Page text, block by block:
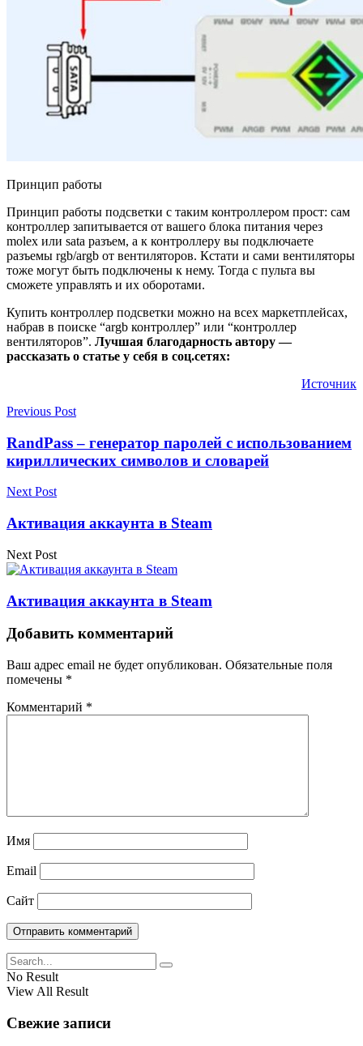
Принцип работы
Принцип работы подсветки с таким контроллером прост: сам
контроллер запитывается от вашего блока питания через
molex или sata разъем, а к контроллеру вы подключаете
разъемы rgb/argb от вентиляторов. Кстати и сами вентиляторы
тоже могут быть подключены к нему. Тогда с пульта вы
сможете управлять и их оборотами.
Купить контроллер подсветки можно на всех маркетплейсах,
набрав в поиске “argb контроллер” или “контроллер
вентиляторов”. Лучшая благодарность автору —
рассказать о статье у себя в соц.сетях:
Источник
Previous Post
RandPass – генератор паролей с использованием
кириллических символов и словарей
Next Post
Активация аккаунта в Steam
Next Post
Активация аккаунта в Steam
Добавить комментарий
Ваш адрес email не будет опубликован. Обязательные поля
помечены *
Комментарий *
Имя
Email
Сайт
No Result
View All Result
Свежие записи